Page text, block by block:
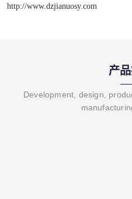
http://www.dzjianuosy.com
产
Development, design,